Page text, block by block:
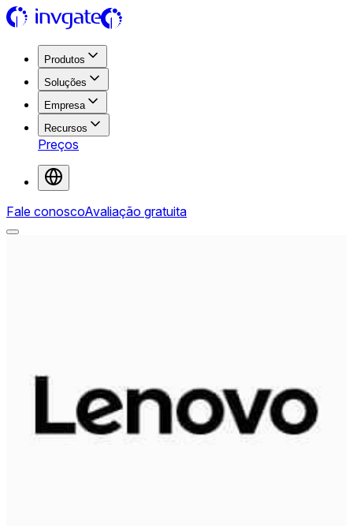
Produtos
Soluções
Empresa
Recursos
Preços
Fale conoscoAvaliação gratuita